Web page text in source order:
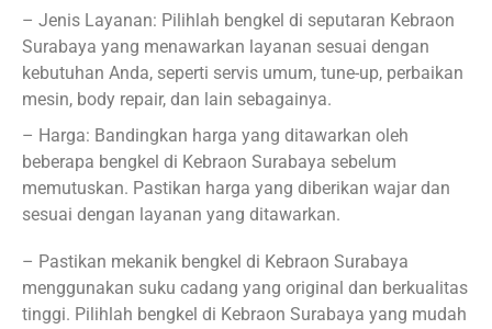
– Jenis Layanan: Pilihlah bengkel di seputaran Kebraon
Surabaya yang menawarkan layanan sesuai dengan
kebutuhan Anda, seperti servis umum, tune-up, perbaikan
mesin, body repair, dan lain sebagainya.
– Harga: Bandingkan harga yang ditawarkan oleh
beberapa bengkel di Kebraon Surabaya sebelum
memutuskan. Pastikan harga yang diberikan wajar dan
sesuai dengan layanan yang ditawarkan.
– Pastikan mekanik bengkel di Kebraon Surabaya
menggunakan suku cadang yang original dan berkualitas
tinggi. Pilihlah bengkel di Kebraon Surabaya yang mudah